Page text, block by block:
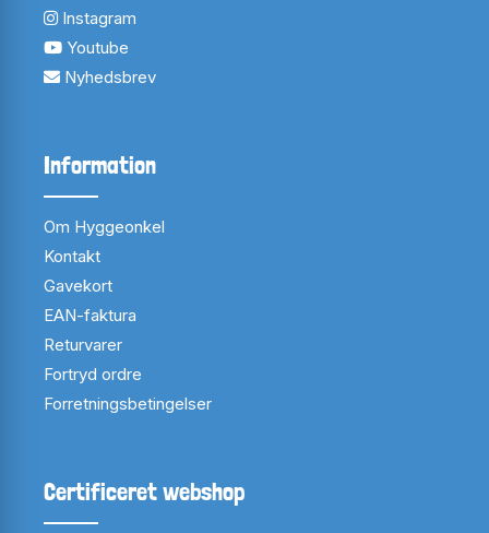
Instagram
Youtube
Nyhedsbrev
Information
Om Hyggeonkel
Kontakt
Gavekort
EAN-faktura
Returvarer
Fortryd ordre
Forretningsbetingelser
Certificeret webshop